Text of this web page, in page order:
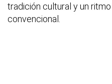
tradición cultural y un
convencional.